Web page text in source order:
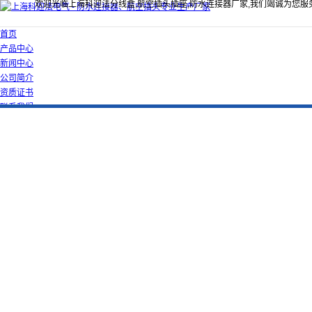
欢迎光临上海科迎法分线盒,航空插头插座,防水连接器厂家,我们竭诚为您服
首页
产品中心
新闻中心
公司简介
资质证书
联系我们